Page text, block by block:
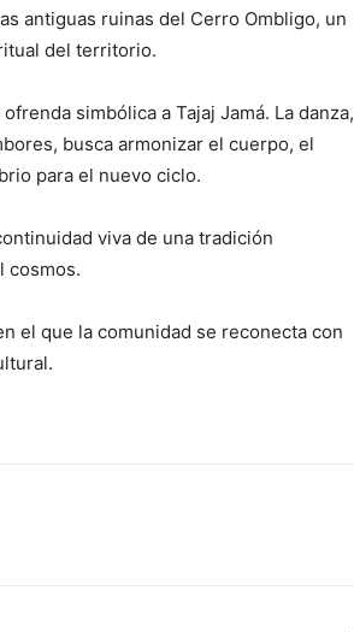
antiguas ruinas del Cerro Ombligo, un
del territorio.
simbólica a Tajaj Jamá. La danza,
busca armonizar el cuerpo, el
para el nuevo ciclo.
viva de una tradición
cosmos.
el que la comunidad se reconecta con